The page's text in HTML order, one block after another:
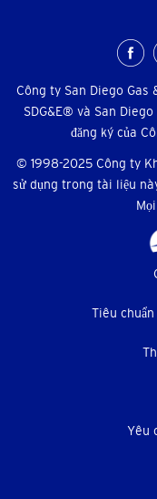
xã
Công ty San Diego
SDG&E® và San
đăng ký của
© 1998-2025 Công ty
sử dụng trong tài liệu
Tiêu chuẩn
Yêu